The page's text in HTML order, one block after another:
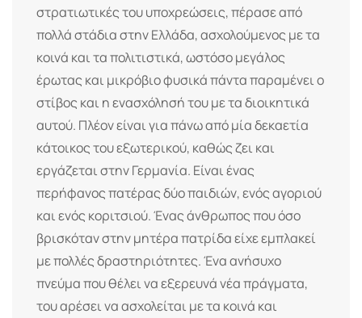
στρατιωτικές του υποχρεώσεις, πέρασε από
πολλά στάδια στην Ελλάδα, ασχολούμενος με τα
κοινά και τα πολιτιστικά, ωστόσο μεγάλος
έρωτας και μικρόβιο φυσικά πάντα παραμένει ο
στίβος και η ενασχόλησή του με τα διοικητικά
αυτού. Πλέον είναι για πάνω από μία δεκαετία
κάτοικος του εξωτερικού, καθώς ζει και
εργάζεται στην Γερμανία. Είναι ένας
περήφανος πατέρας δύο παιδιών, ενός αγοριού
και ενός κοριτσιού. Ένας άνθρωπος που όσο
βρισκόταν στην μητέρα πατρίδα είχε εμπλακεί
με πολλές δραστηριότητες. Ένα ανήσυχο
πνεύμα που θέλει να εξερευνά νέα πράγματα,
του αρέσει να ασχολείται με τα κοινά και